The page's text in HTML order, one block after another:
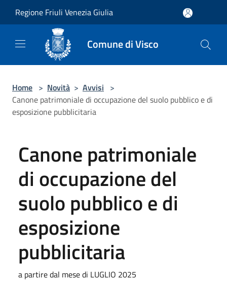
Regione Friuli Venezia Giulia
Comune di Visco
Home > Novità > Avvisi >
Canone patrimoniale di occupazione del suolo pubblico e di
esposizione pubblicitaria
Canone patrimoniale
di occupazione del
suolo pubblico e di
esposizione
pubblicitaria
a partire dal mese di LUGLIO 2025